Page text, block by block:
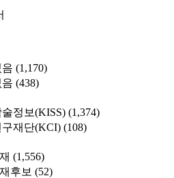
(1,170)
(438)
정보(KISS) (1,374)
구재단(KCI) (108)
(1,556)
후보 (52)